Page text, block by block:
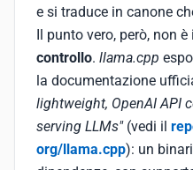
e si traduce in canone
Il punto vero, però, non
controllo. llama.cpp
la documentazione
lightweight, OpenAI API
serving LLMs"(vedi il
org/llama.cpp): un